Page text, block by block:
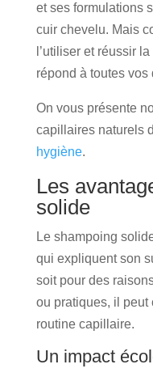
et ses formulations
cuir chevelu. Mais
l’utiliser et réussir
répond à toutes vos
On vous présente
capillaires naturels
hygiène.
Les
solide
Le shampoing
qui expliquent son
soit pour des
ou pratiques, il peut
routine capillaire.
Un impact